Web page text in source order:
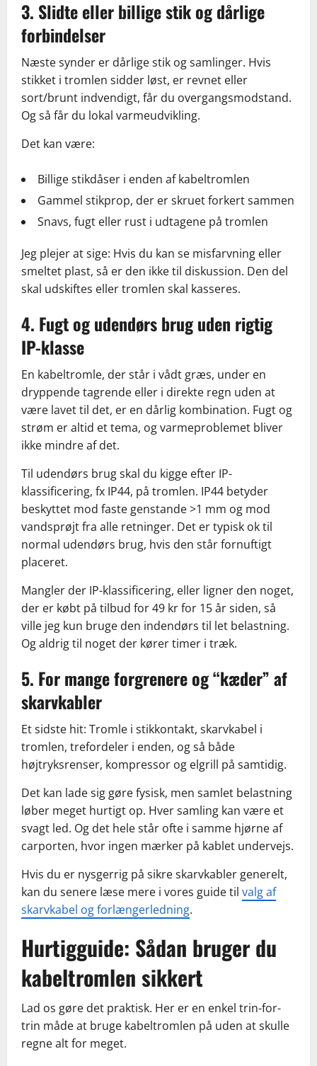
3. Slidte eller billige stik og dårlige
forbindelser
Næste synder er dårlige stik og samlinger. Hvis
stikket i tromlen sidder løst, er revnet eller
sort/brunt indvendigt, får du overgangsmodstand.
Og så får du lokal varmeudvikling.
Det kan være:
Billige stikdåser i enden af kabeltromlen
Gammel stikprop, der er skruet forkert sammen
Snavs, fugt eller rust i udtagene på tromlen
Jeg plejer at sige: Hvis du kan se misfarvning eller
smeltet plast, så er den ikke til diskussion. Den del
skal udskiftes eller tromlen skal kasseres.
4. Fugt og udendørs brug uden rigtig
IP-klasse
En kabeltromle, der står i vådt græs, under en
dryppende tagrende eller i direkte regn uden at
være lavet til det, er en dårlig kombination. Fugt og
strøm er altid et tema, og varmeproblemet bliver
ikke mindre af det.
Til udendørs brug skal du kigge efter IP-
klassificering, fx IP44, på tromlen. IP44 betyder
beskyttet mod faste genstande >1 mm og mod
vandsprøjt fra alle retninger. Det er typisk ok til
normal udendørs brug, hvis den står fornuftigt
placeret.
Mangler der IP-klassificering, eller ligner den noget,
der er købt på tilbud for 49 kr for 15 år siden, så
ville jeg kun bruge den indendørs til let belastning.
Og aldrig til noget der kører timer i træk.
5. For mange forgrenere og “kæder” af
skarvkabler
Et sidste hit: Tromle i stikkontakt, skarvkabel i
tromlen, trefordeler i enden, og så både
højtryksrenser, kompressor og elgrill på samtidig.
Det kan lade sig gøre fysisk, men samlet belastning
løber meget hurtigt op. Hver samling kan være et
svagt led. Og det hele står ofte i samme hjørne af
carporten, hvor ingen mærker på kablet undervejs.
Hvis du er nysgerrig på sikre skarvkabler generelt,
kan du senere læse mere i vores guide til valg af
skarvkabel og forlængerledning.
Hurtigguide: Sådan bruger du
kabeltromlen sikkert
Lad os gøre det praktisk. Her er en enkel trin-for-
trin måde at bruge kabeltromlen på uden at skulle
regne alt for meget.